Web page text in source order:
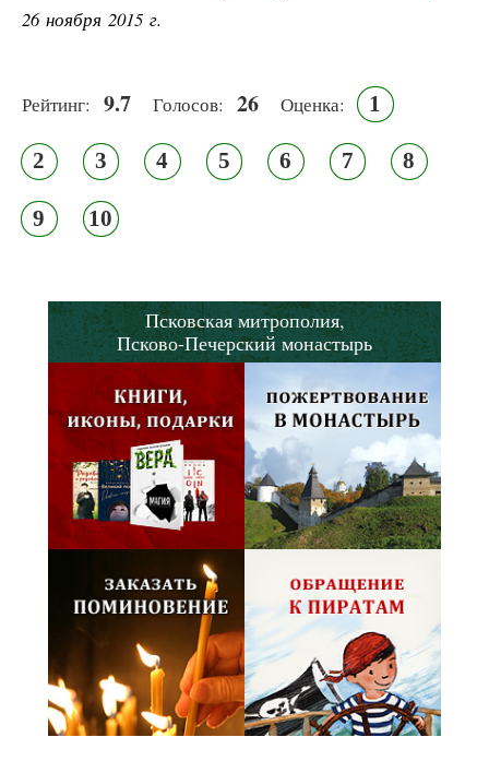
26 ноября 2015 г.
Рейтинг: 9.7 Голосов: 26 Оценка: 1
2 3 4 5 6 7 8
9 10
Псковская митрополия,
Псково-Печерский монастырь